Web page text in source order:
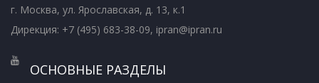
г. Москва, ул. Ярославская, д. 13, к.1
Дирекция: +7 (495) 683-38-09, ipran@ipran.ru
ОСНОВНЫЕ РАЗДЕЛЫ